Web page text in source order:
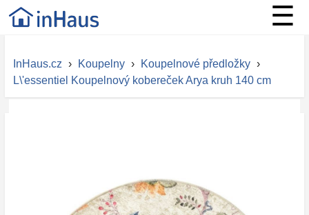
☰
InHaus.cz › Koupelny › Koupelnové předložky ›
L\'essentiel Koupelnový kobereček Arya kruh 140 cm